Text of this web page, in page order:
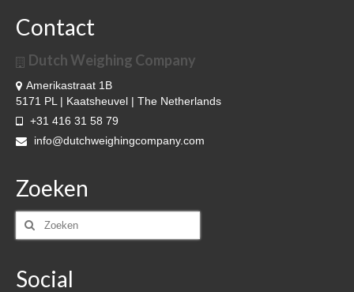
Contact
Dutch Weighing Company
Amerikastraat 1B
5171 PL | Kaatsheuvel | The Netherlands
+31 416 31 58 79
info@dutchweighingcompany.com
Zoeken
Social